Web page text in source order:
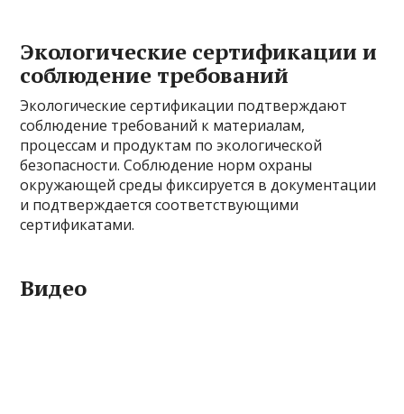
Экологические сертификации и
соблюдение требований
Экологические сертификации подтверждают
соблюдение требований к материалам,
процессам и продуктам по экологической
безопасности. Соблюдение норм охраны
окружающей среды фиксируется в документации
и подтверждается соответствующими
сертификатами.
Видео